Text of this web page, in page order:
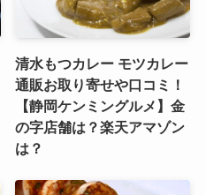
清水もつカレー モツカレー
通販お取り寄せや口コミ！
【静岡ケンミングルメ】金
の字店舗は？楽天アマゾン
は？